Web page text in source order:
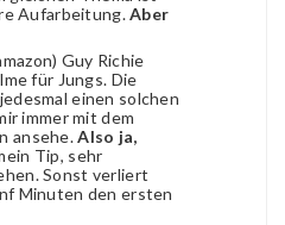
Aufarbeitung.Aber
Guy Richie
für Jungs. Die
einen solchen
immer mit dem
ansehe.Also ja,
Tip, sehr
Sonst verliert
Minuten den ersten